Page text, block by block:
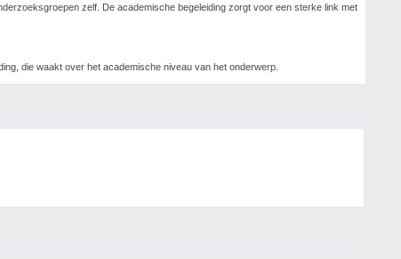
zelf. De academische begeleiding zorgt voor een sterke link met
die waakt over het academische niveau van het onderwerp.